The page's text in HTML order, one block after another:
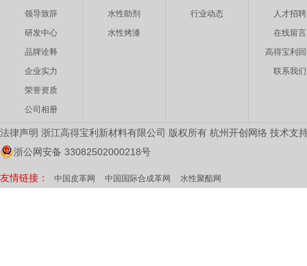
领导致辞
研发中心
品牌诠释
企业实力
荣誉资质
公司相册
水性助剂
水性烤漆
行业动态
人才招聘
在线留言
高得宝利
联系我们
法律声明 浙江高得宝利新材料有限公司 版权所有 杭州开创网络 技术支
浙公网安备 33082502000218号
友情链接： 中国皮革网 中国国际合成革网 水性聚酯网